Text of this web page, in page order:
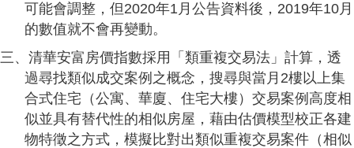
可能會調整，但2020年1月公告資料後，2019年10月
的數值就不會再變動。
三、清華安富房價指數採用「類重複交易法」計算，透
過尋找類似成交案例之概念，搜尋與當月2樓以上集
合式住宅（公寓、華廈、住宅大樓）交易案例高度相
似並具有替代性的相似房屋，藉由估價模型校正各建
物特徵之方式，模擬比對出類似重複交易案件（相似